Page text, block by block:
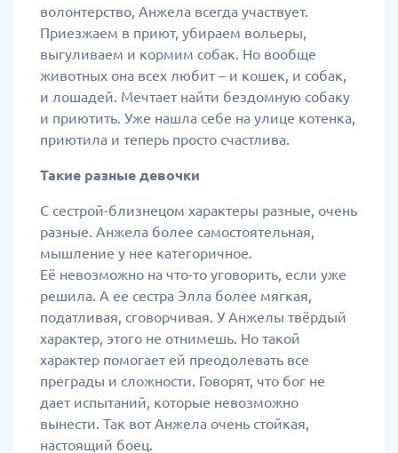
волонтерство, Анжела всегда участвует.
Приезжаем в приют, убираем вольеры,
выгуливаем и кормим собак. Но вообще
животных она всех любит – и кошек, и собак,
и лошадей. Мечтает найти бездомную собаку
и приютить. Уже нашла себе на улице котенка,
приютила и теперь просто счастлива.
Такие разные девочки
С сестрой-близнецом характеры разные, очень
разные. Анжела более самостоятельная,
мышление у нее категоричное.
Её невозможно на что-то уговорить, если уже
решила. А ее сестра Элла более мягкая,
податливая, сговорчивая. У Анжелы твёрдый
характер, этого не отнимешь. Но такой
характер помогает ей преодолевать все
преграды и сложности. Говорят, что бог не
дает испытаний, которые невозможно
вынести. Так вот Анжела очень стойкая,
настоящий боец.